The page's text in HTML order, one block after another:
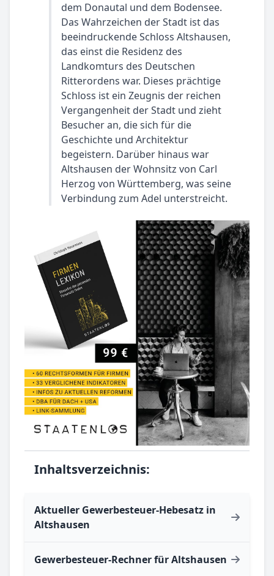
dem Donautal und dem Bodensee.
Das Wahrzeichen der Stadt ist das
beeindruckende Schloss Altshausen,
das einst die Residenz des
Landkomturs des Deutschen
Ritterordens war. Dieses prächtige
Schloss ist ein Zeugnis der reichen
Vergangenheit der Stadt und zieht
Besucher an, die sich für die
Geschichte und Architektur
begeistern. Darüber hinaus war
Altshausen der Wohnsitz von Carl
Herzog von Württemberg, was seine
Verbindung zum Adel unterstreicht.
Inhaltsverzeichnis:
Aktueller Gewerbesteuer-Hebesatz in
Altshausen
Gewerbesteuer-Rechner für Altshausen